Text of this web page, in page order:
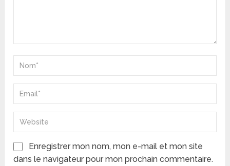
Enregistrer mon nom, mon e-mail et mon site
dans le navigateur pour mon prochain commentaire.